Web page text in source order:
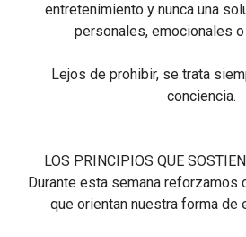
entretenimiento y nunca una
personales, emocionales
Lejos de prohibir, se trata
conciencia.
LOS PRINCIPIOS QUE
Durante esta semana reforzamos
que orientan nuestra forma de